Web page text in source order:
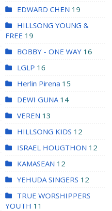
EDWARD CHEN 19
HILLSONG YOUNG &
FREE 19
BOBBY - ONE WAY 16
LGLP 16
Herlin Pirena 15
DEWI GUNA 14
VEREN 13
HILLSONG KIDS 12
ISRAEL HOUGTHON 12
KAMASEAN 12
YEHUDA SINGERS 12
TRUE WORSHIPPERS
YOUTH 11